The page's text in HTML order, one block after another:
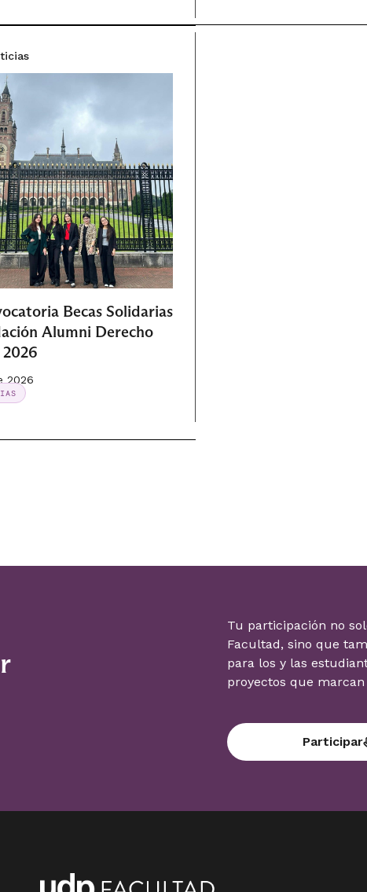
Becas Solidarias
Alumni Derecho
2026
Tu participación no
Facultad, sino que
para los y las
proyectos que
Participar